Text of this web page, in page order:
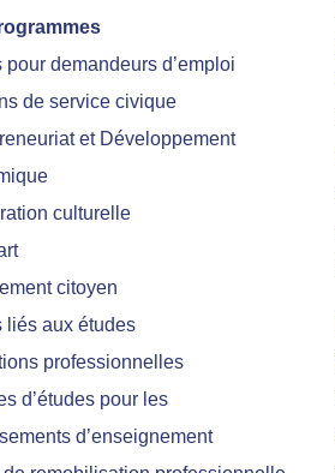
pour demandeurs d’emploi
de service civique
et Développement
culturelle
citoyen
liés aux études
professionnelles
d’études pour les
d’enseignement